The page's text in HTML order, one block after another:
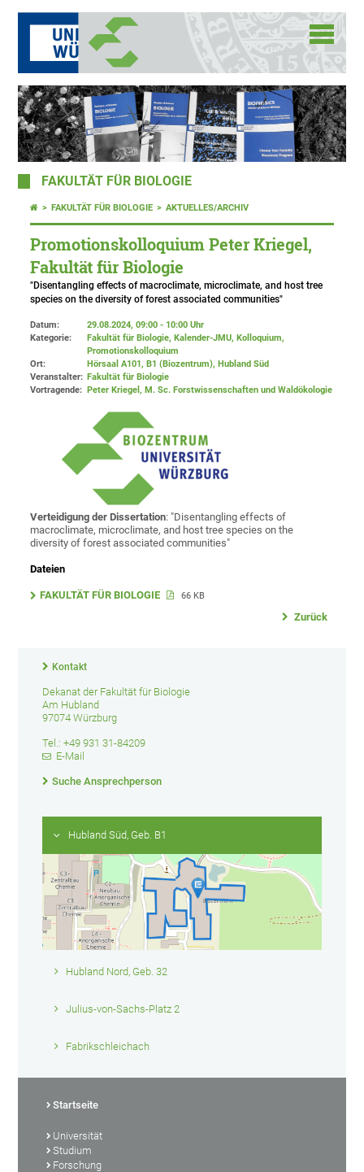
FAKULTÄT FÜR BIOLOGIE
FAKULTÄT FÜR BIOLOGIE AKTUELLES/ARCHIV
Promotionskolloquium Peter Kriegel,
Fakultät für Biologie
"Disentangling effects of macroclimate, microclimate, and host tree
species on the diversity of forest associated communities"
Datum:
29.08.2024, 09:00 - 10:00 Uhr
Kategorie:
Fakultät für Biologie, Kalender-JMU, Kolloquium,
Promotionskolloquium
Ort:
Hörsaal A101, B1 (Biozentrum), Hubland Süd
Veranstalter: Fakultät für Biologie
Vortragende:
Peter Kriegel, M. Sc. Forstwissenschaften und Waldökologie
Verteidigung der Dissertation: "Disentangling effects of
macroclimate, microclimate, and host tree species on the
diversity of forest associated communities"
Dateien
FAKULTÄT FÜR BIOLOGIE 66 KB
Zurück
Kontakt
Dekanat der Fakultät für Biologie
Am Hubland
97074 Würzburg
Tel.: +49 931 31-84209
E-Mail
Suche Ansprechperson
Hubland Süd, Geb. B1
Hubland Nord, Geb. 32
Julius-von-Sachs-Platz 2
Fabrikschleichach
Startseite
Universität
Studium
Forschung